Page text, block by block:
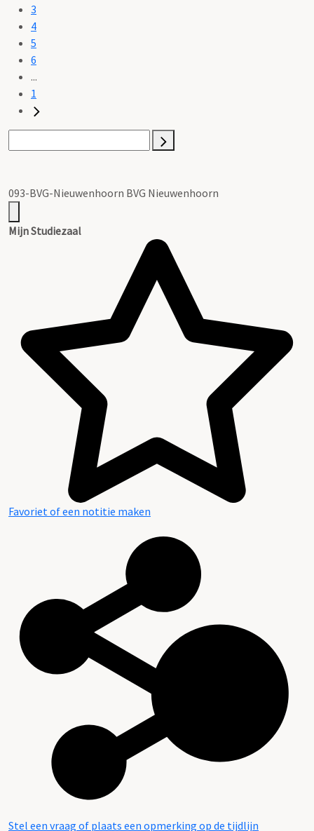
3
4
5
6
...
1
093-BVG-Nieuwenhoorn BVG Nieuwenhoorn
Mijn Studiezaal
Favoriet of een notitie maken
Stel een vraag of plaats een opmerking op de tijdlijn